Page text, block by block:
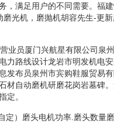
，满足用户的不同需要。福
光机，磨抛机胡容先生-更
业员厦门兴航星有限公司泉
力路线设计龙岩市明发机电
发布员泉州市宾购鞋服贸易
材自动磨机研磨花岗岩墓碑
定。
）磨头电机功率.磨头数量